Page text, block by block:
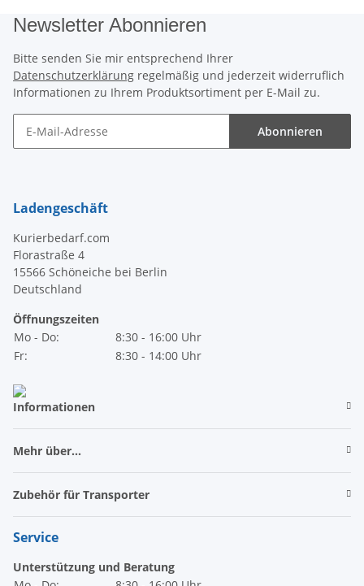
Newsletter Abonnieren
Bitte senden Sie mir entsprechend Ihrer
Datenschutzerklärung regelmäßig und jederzeit widerruflich
Informationen zu Ihrem Produktsortiment per E-Mail zu.
Abonnieren
Ladengeschäft
Kurierbedarf.com
Florastraße 4
15566 Schöneiche bei Berlin
Deutschland
Öffnungszeiten
Mo - Do:
8:30 - 16:00 Uhr
Fr:
8:30 - 14:00 Uhr
Informationen
Mehr über...
Zubehör für Transporter
Service
Unterstützung und Beratung